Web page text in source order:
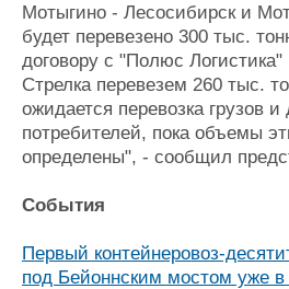
Мотыгино - Лесосибирск и
будет перевезено 300 тыс.
договору с "Полюс
Стрелка перевезем 260 тыс.
ожидается перевозка грузов и
потребителей, пока объемы
определены", - сообщил
События
Первый контейнеровоз-
под Бейоннским мостом уже